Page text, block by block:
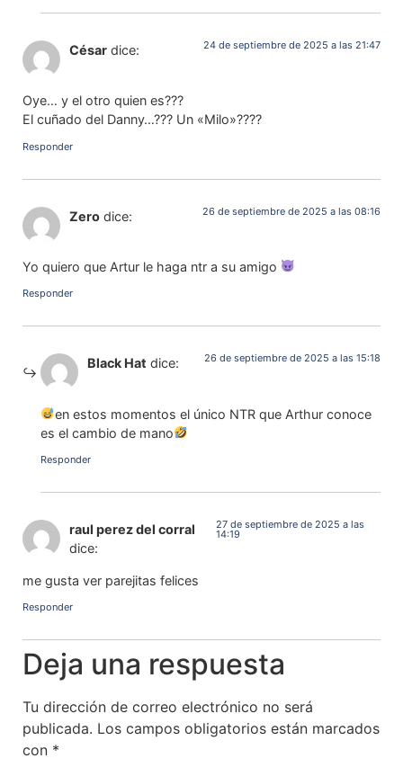
César dice: 24 de septiembre de 2025 a las 21:47
Oye… y el otro quien es???
El cuñado del Danny…??? Un «Milo»????
Responder
Zero dice: 26 de septiembre de 2025 a las 08:16
Yo quiero que Artur le haga ntr a su amigo
Responder
Black Hat dice: 26 de septiembre de 2025 a las 15:18
en estos momentos el único NTR que Arthur conoce
es el cambio de mano
Responder
raul perez del corral
dice:
27 de septiembre de 2025 a las
14:19
me gusta ver parejitas felices
Responder
Deja una respuesta
Tu dirección de correo electrónico no será
publicada. Los campos obligatorios están marcados
con *